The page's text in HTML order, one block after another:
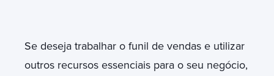
Se deseja trabalhar o funil de vendas e utilizar
outros recursos essenciais para o seu negócio,